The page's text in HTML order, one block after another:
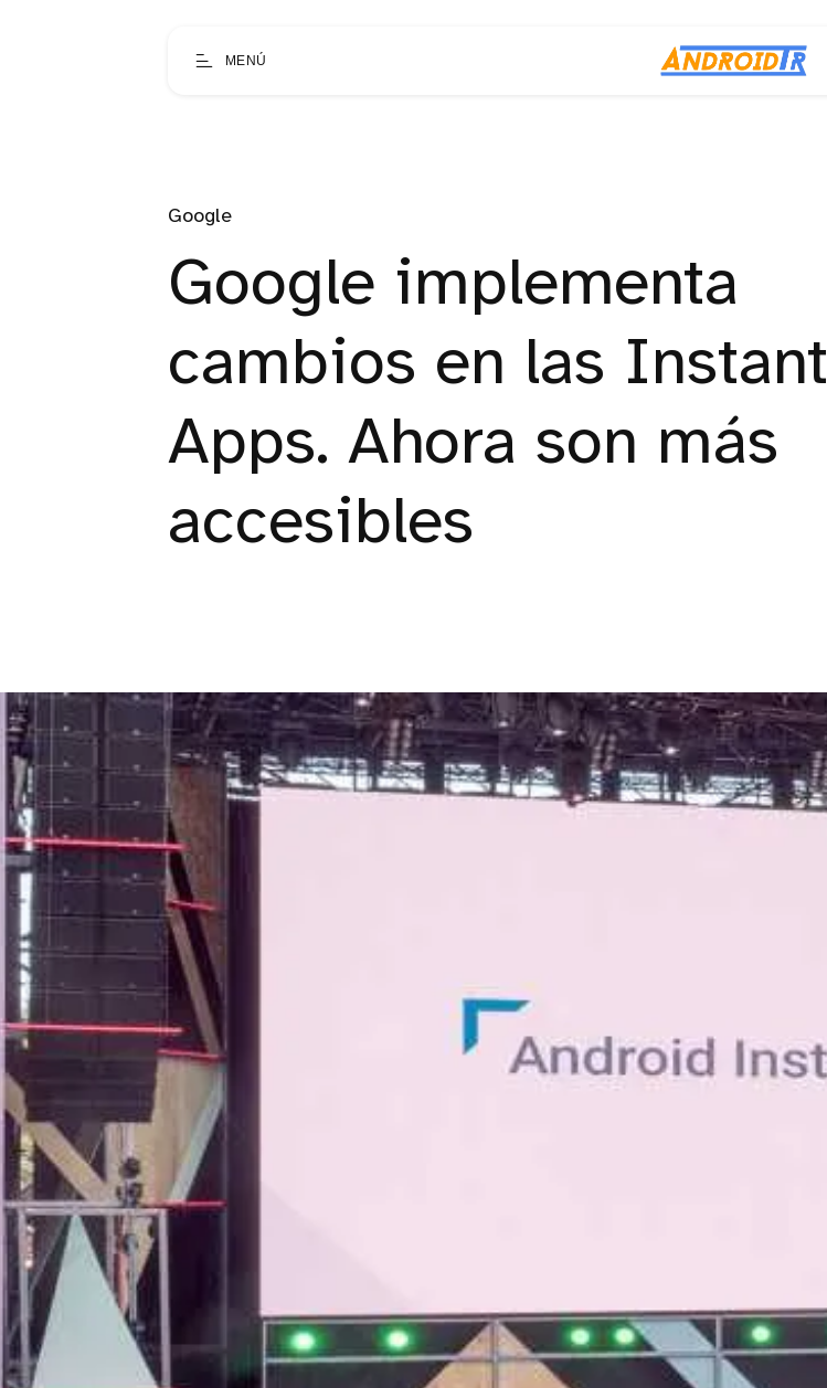
MENÚ
Google
Google implementa
cambios en las Instant
Apps. Ahora son más
accesibles